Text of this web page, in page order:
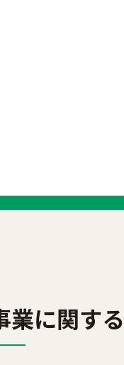
に関す